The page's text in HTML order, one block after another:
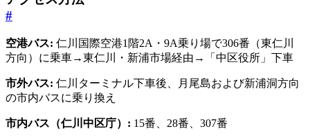
#
空港バス: 仁川国際空港1階2A・9A乗り場で306番（東仁川
方向）に乗車→東仁川・新浦市場経由→「中区役所」下車
市外バス: 仁川ターミナル下車後、月尾島および新浦洞方向
の市内バスに乗り換え
市内バス（仁川中区庁）: 15番、28番、307番